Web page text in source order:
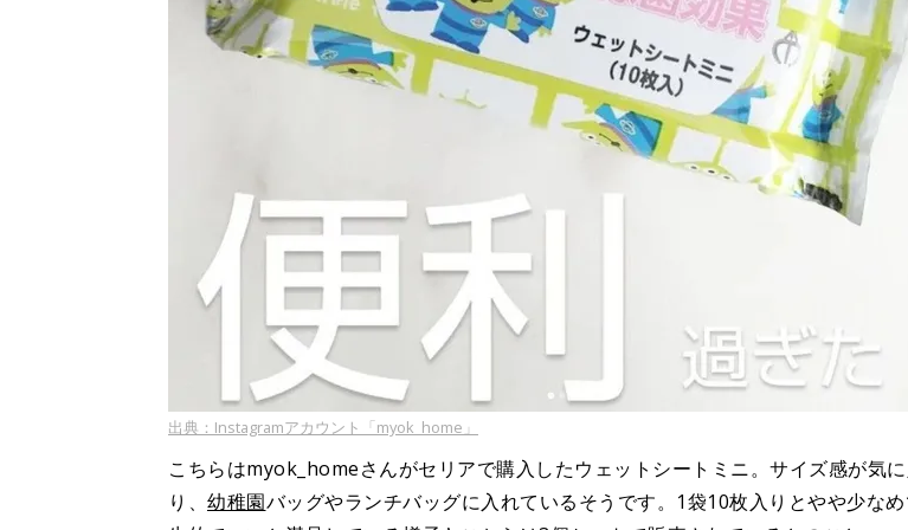
出典：Instagramアカウント「myok_home」
こちらはmyok_homeさんがセリアで購入したウェットシートミニ。サイズ感が気
り、 幼稚園バッグやランチバッグに入れているそうです。1袋10枚入りとやや少な